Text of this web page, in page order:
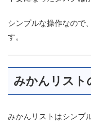
シンプルな操作なので
す。
みかんリスト
みかんリストはシンプ